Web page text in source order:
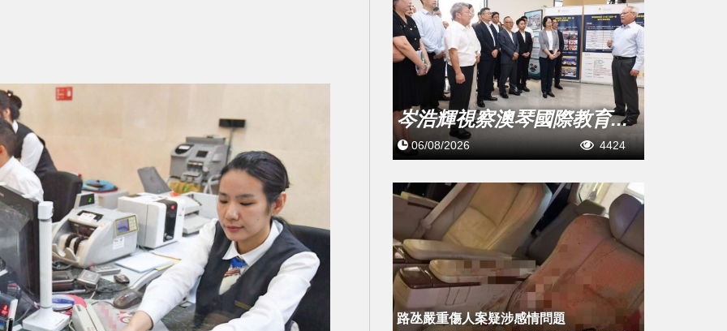
岑浩輝視察澳琴國際教育...
06/08/2026 4424
​路氹嚴重傷人案疑涉感情問題